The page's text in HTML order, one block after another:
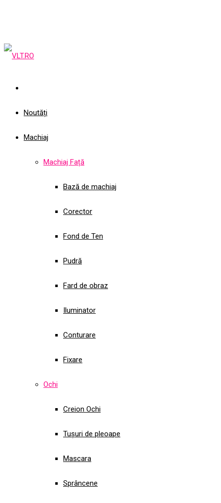
Noutăți
Machiaj
Machiaj Față
Bază de machiaj
Corector
Fond de Ten
Pudră
Fard de obraz
Iluminator
Conturare
Fixare
Ochi
Creion Ochi
Tușuri de pleoape
Mascara
Sprâncene